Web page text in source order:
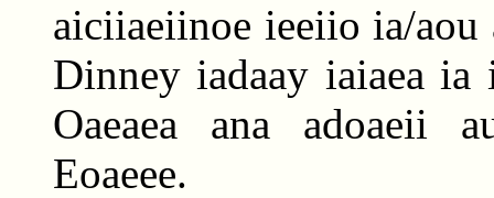
aiciiaeiinoe ieeiio ia/
Dinney iadaay iaiaea ia
Oaeaea ana adoaeii
Eoaeee.